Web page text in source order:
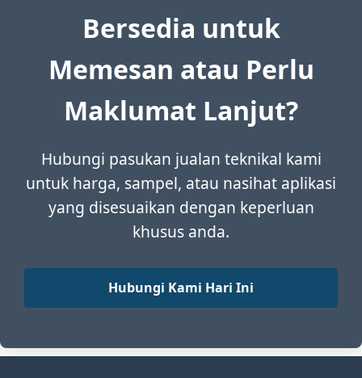
Bersedia untuk
Memesan atau Perlu
Maklumat Lanjut?
Hubungi pasukan jualan teknikal kami
untuk harga, sampel, atau nasihat aplikasi
yang disesuaikan dengan keperluan
khusus anda.
Hubungi Kami Hari Ini